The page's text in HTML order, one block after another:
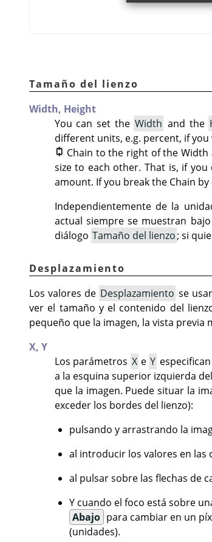
Tamaño del lienzo
Width, Height
You can set the Width and the
different units, e.g. percent, if
Chain to the right of the
size to each other. That is, if
amount. If you break the Chain
Independientemente de la
actual siempre se muestran
diálogo Tamaño del lienzo; si
Desplazamiento
Los valores de Desplazamiento se
ver el tamaño y el contenido del
pequeño que la imagen, la vista
X, Y
Los parámetros X e Y
a la esquina superior izquierda
que la imagen. Puede situar la
exceder los bordes del lienzo):
pulsando y arrastrando la
al introducir los valores en las
al pulsar sobre las flechas de
Y cuando el foco está sobre
Abajo para cambiar en un
(unidades).